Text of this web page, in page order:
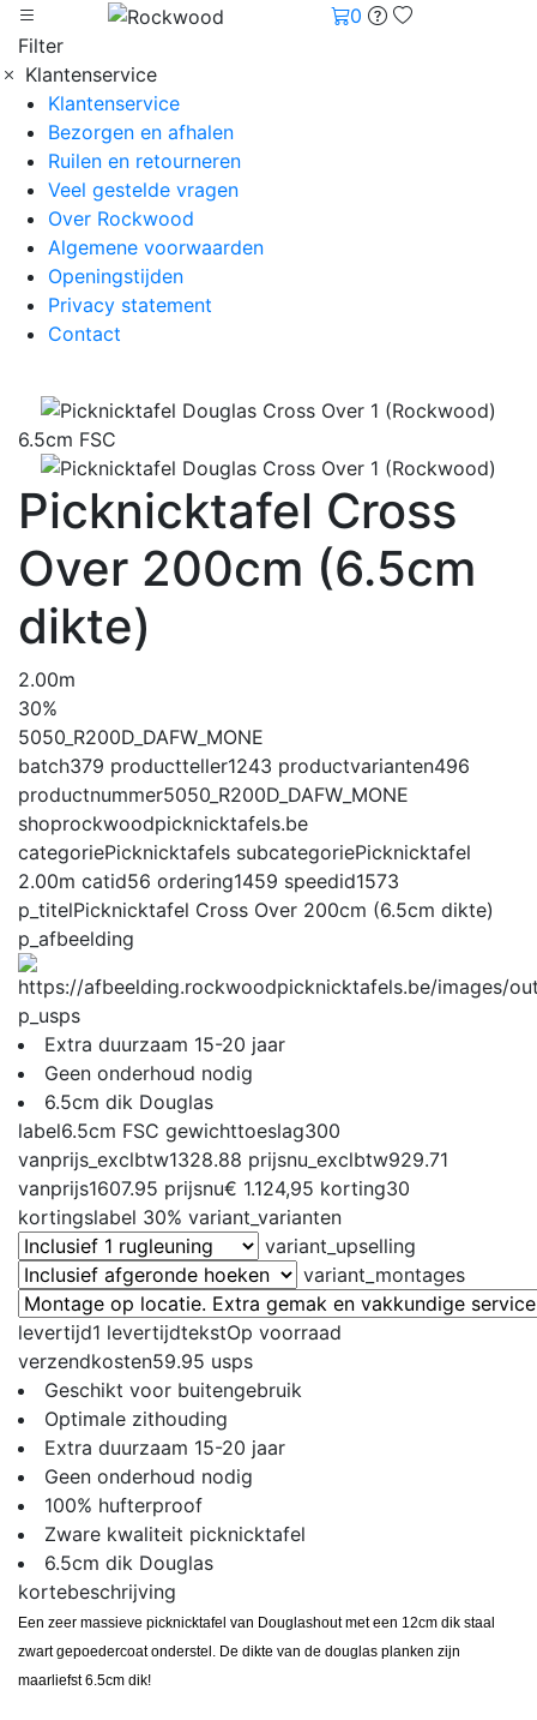
0
Filter
Klantenservice
Klantenservice
Bezorgen en afhalen
Ruilen en retourneren
Veel gestelde vragen
Over Rockwood
Algemene voorwaarden
Openingstijden
Privacy statement
Contact
6.5cm FSC
Picknicktafel Cross
Over 200cm (6.5cm
dikte)
2.00m
30%
5050_R200D_DAFW_MONE
batch379 productteller1243 productvarianten496
productnummer5050_R200D_DAFW_MONE
shoprockwoodpicknicktafels.be
categoriePicknicktafels subcategoriePicknicktafel
2.00m catid56 ordering1459 speedid1573
p_titelPicknicktafel Cross Over 200cm (6.5cm dikte)
p_afbeelding
p_usps
Extra duurzaam 15-20 jaar
Geen onderhoud nodig
6.5cm dik Douglas
label6.5cm FSC gewichttoeslag300
vanprijs_exclbtw1328.88 prijsnu_exclbtw929.71
vanprijs1607.95 prijsnu€ 1.124,95 korting30
kortingslabel 30% variant_varianten
variant_upselling
variant_montages
levertijd1 levertijdtekstOp voorraad
verzendkosten59.95 usps
Geschikt voor buitengebruik
Optimale zithouding
Extra duurzaam 15-20 jaar
Geen onderhoud nodig
100% hufterproof
Zware kwaliteit picknicktafel
6.5cm dik Douglas
kortebeschrijving
Een zeer massieve picknicktafel van Douglashout met een 12cm dik staal
zwart gepoedercoat onderstel. De dikte van de douglas planken zijn
maarliefst 6.5cm dik!